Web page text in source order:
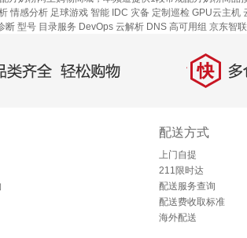
情感分析 足球游戏 智能 IDC 灾备 定制巡检 GPU云主机
断 型号 目录服务 DevOps 云解析 DNS 高可用组 京东智
齐全，轻松购物 快 多仓
配送方式
上门自提
211限时达
配送服务查询
配送费收取标准
海外配送